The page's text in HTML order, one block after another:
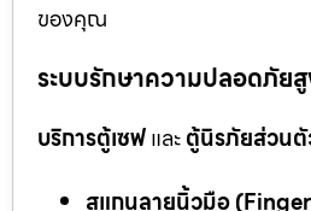
ของคุณ
ระบบรักษาความปลอดภั
บริการตู้เซฟและตู้นิรภัยส่วน
สแกนลายนิ้วมือ